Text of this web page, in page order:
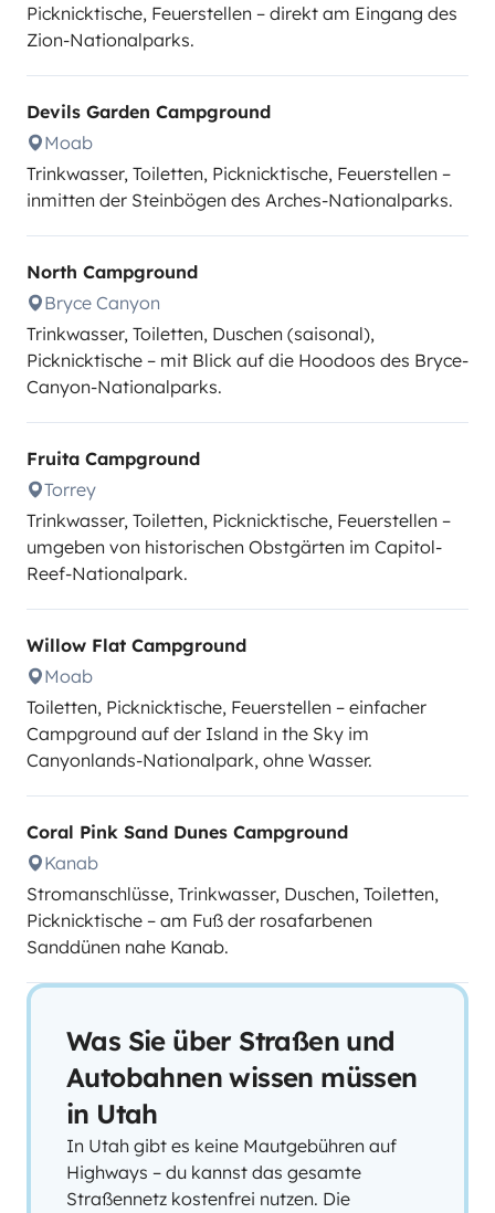
Picknicktische, Feuerstellen – direkt am Eingang des
Zion-Nationalparks.
Devils Garden Campground
Moab
Trinkwasser, Toiletten, Picknicktische, Feuerstellen –
inmitten der Steinbögen des Arches-Nationalparks.
North Campground
Bryce Canyon
Trinkwasser, Toiletten, Duschen (saisonal),
Picknicktische – mit Blick auf die Hoodoos des Bryce-
Canyon-Nationalparks.
Fruita Campground
Torrey
Trinkwasser, Toiletten, Picknicktische, Feuerstellen –
umgeben von historischen Obstgärten im Capitol-
Reef-Nationalpark.
Willow Flat Campground
Moab
Toiletten, Picknicktische, Feuerstellen – einfacher
Campground auf der Island in the Sky im
Canyonlands-Nationalpark, ohne Wasser.
Coral Pink Sand Dunes Campground
Kanab
Stromanschlüsse, Trinkwasser, Duschen, Toiletten,
Picknicktische – am Fuß der rosafarbenen
Sanddünen nahe Kanab.
Was Sie über Straßen und
Autobahnen wissen müssen
in Utah
In Utah gibt es keine Mautgebühren auf
Highways – du kannst das gesamte
Straßennetz kostenfrei nutzen. Die